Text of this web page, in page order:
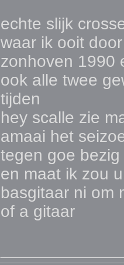
echte slijk
waar ik ooit
zonhoven 1990
ook alle twee
tijden
hey scalle zie
amaai het
tegen goe bezig
en maat ik zou
basgitaar ni om
of a gitaar